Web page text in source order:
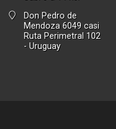
Don Pedro de
Mendoza 6049 casi
Ruta Perimetral 102
- Uruguay